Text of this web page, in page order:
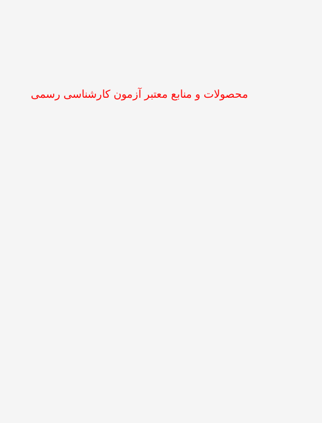
محصولات و منابع معتبر آزمون کارشناسی رسمی